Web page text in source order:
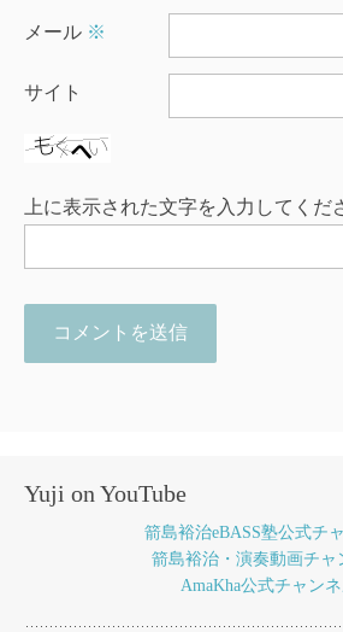
メール ※
サイト
上に表示された文字を入力してくだ
Yuji on YouTube
箭島裕治eBASS塾公式チ
箭島裕治・演奏動画チャ
AmaKha公式チャン